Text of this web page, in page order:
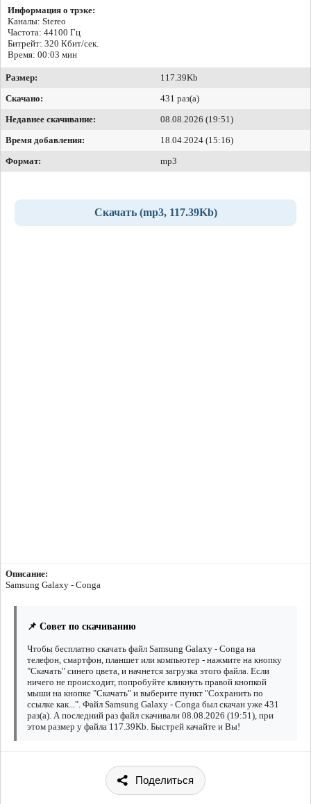
Информация о трэке:
Каналы: Stereo
Частота: 44100 Гц
Битрейт: 320 Кбит/сек.
Время: 00:03 мин
Размер:
117.39Kb
Скачано:
431 раз(а)
Недавнее скачивание:
08.08.2026 (19:51)
Время добавления:
18.04.2024 (15:16)
Формат:
mp3
Скачать (mp3, 117.39Kb)
Описание:
Samsung Galaxy - Conga
📌 Совет по скачиванию
Чтобы бесплатно скачать файл Samsung Galaxy - Conga на
телефон, смартфон, планшет или компьютер - нажмите на кнопку
"Скачать" синего цвета, и начнется загрузка этого файла. Если
ничего не происходит, попробуйте кликнуть правой кнопкой
мыши на кнопке "Скачать" и выберите пункт "Сохранить по
ссылке как...". Файл Samsung Galaxy - Conga был скачан уже 431
раз(а). А последний раз файл скачивали 08.08.2026 (19:51), при
этом размер у файла 117.39Kb. Быстрей качайте и Вы!
Поделиться